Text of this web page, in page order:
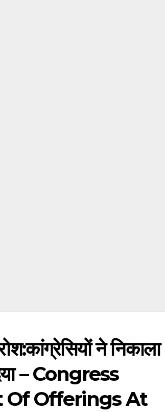
ने निकाला
– Congress
Of Offerings At